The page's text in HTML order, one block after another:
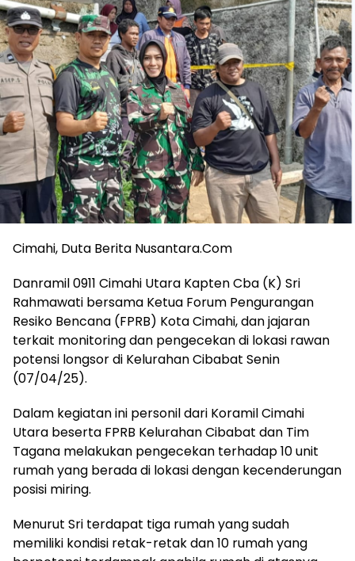
Cimahi, Duta Berita Nusantara.Com
Danramil 0911 Cimahi Utara Kapten Cba (K) Sri
Rahmawati bersama Ketua Forum Pengurangan
Resiko Bencana (FPRB) Kota Cimahi, dan jajaran
terkait monitoring dan pengecekan di lokasi rawan
potensi longsor di Kelurahan Cibabat Senin
(07/04/25).
Dalam kegiatan ini personil dari Koramil Cimahi
Utara beserta FPRB Kelurahan Cibabat dan Tim
Tagana melakukan pengecekan terhadap 10 unit
rumah yang berada di lokasi dengan kecenderungan
posisi miring.
Menurut Sri terdapat tiga rumah yang sudah
memiliki kondisi retak-retak dan 10 rumah yang